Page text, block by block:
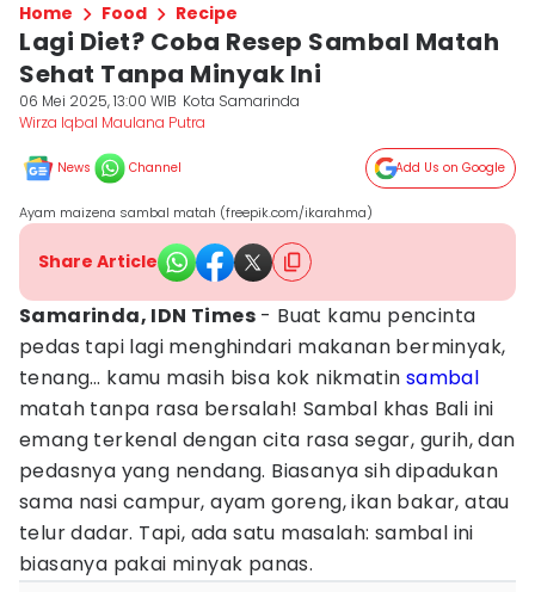
Home Food Recipe
Lagi Diet? Coba Resep Sambal Matah
Sehat Tanpa Minyak Ini
06 Mei 2025, 13:00 WIB Kota Samarinda
Wirza Iqbal Maulana Putra
News Channel Add Us on Google
Ayam maizena sambal matah (freepik.com/ikarahma)
Share Article
Samarinda, IDN Times - Buat kamu pencinta
pedas tapi lagi menghindari makanan berminyak,
tenang… kamu masih bisa kok nikmatin sambal
matah tanpa rasa bersalah! Sambal khas Bali ini
emang terkenal dengan cita rasa segar, gurih, dan
pedasnya yang nendang. Biasanya sih dipadukan
sama nasi campur, ayam goreng, ikan bakar, atau
telur dadar. Tapi, ada satu masalah: sambal ini
biasanya pakai minyak panas.